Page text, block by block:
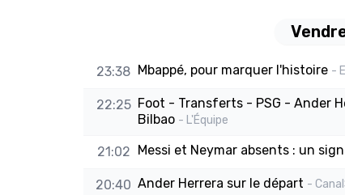
23:38 Mbappé, pour marquer l'histoire -
22:25 Foot - Transferts - PSG - Ander
Bilbao - L'Équipe
21:02 Messi et Neymar absents : un
20:40 Ander Herrera sur le départ -